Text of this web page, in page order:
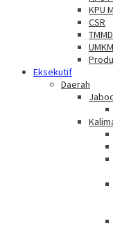
KPU
CSR
TMMD
UMKM
Eksekutif
Daerah